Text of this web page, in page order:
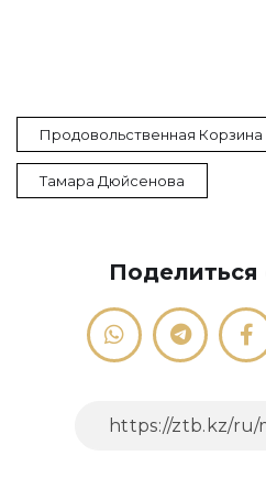
Продовольственная Корзина
Тамара Дюйсенова
Поделиться